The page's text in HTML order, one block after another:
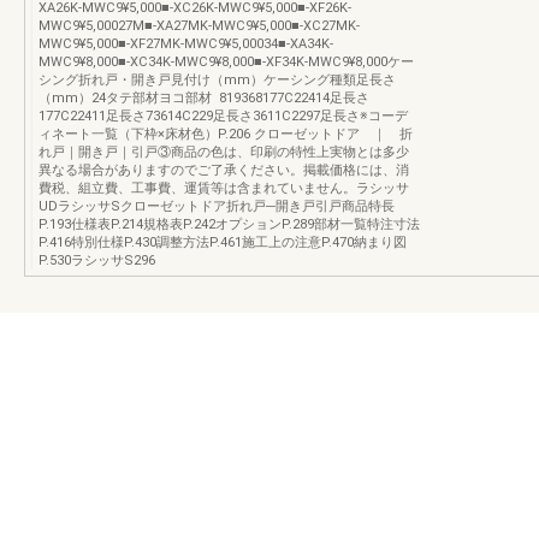
XA26K-MWC9¥5,000■-XC26K-MWC9¥5,000■-XF26K-
MWC9¥5,00027M■-XA27MK-MWC9¥5,000■-XC27MK-
MWC9¥5,000■-XF27MK-MWC9¥5,00034■-XA34K-
MWC9¥8,000■-XC34K-MWC9¥8,000■-XF34K-MWC9¥8,000ケー
シング折れ戸・開き戸見付け（mm）ケーシング種類足長さ
（mm）24タテ部材ヨコ部材 819368177C22414足長さ
177C22411足長さ73614C229足長さ3611C2297足長さ※コーデ
ィネート一覧（下枠×床材色）P.206 クローゼットドア ｜ 折
れ戸｜開き戸｜引戸③商品の色は、印刷の特性上実物とは多少
異なる場合がありますのでご了承ください。掲載価格には、消
費税、組立費、工事費、運賃等は含まれていません。ラシッサ
UDラシッサSクローゼットドア折れ戸─開き戸引戸商品特長
P.193仕様表P.214規格表P.242オプションP.289部材一覧特注寸法
P.416特別仕様P.430調整方法P.461施工上の注意P.470納まり図
P.530ラシッサS296